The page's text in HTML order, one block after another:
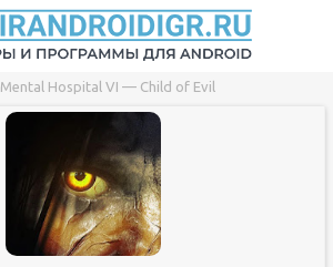
Mental Hospital VI — Child of Evil